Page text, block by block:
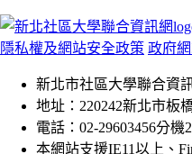
隱私權及網站安全政策 政府
新北市社區大學聯合資
地址：220242新北市板
電話：02-29603456分機
本網站支援IE11以上、